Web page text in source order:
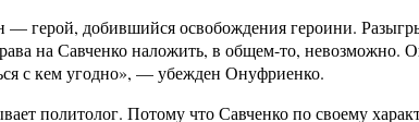
— герой, добившийся освобождения героини.
на Савченко наложить, в общем-то, невозможно.
с кем угодно», — убежден Онуфриенко.
политолог. Потому что Савченко по своему